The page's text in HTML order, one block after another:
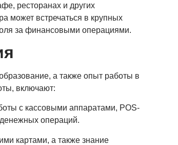
ресторанах и других
может встречаться в крупных
за финансовыми операциями.
а также опыт работы в
включают:
с кассовыми аппаратами, POS-
операций.
картами, а также знание